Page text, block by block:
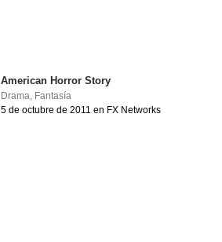
American Horror Story
Drama Fantasía
5 de octubre de 2011 en FX Networks